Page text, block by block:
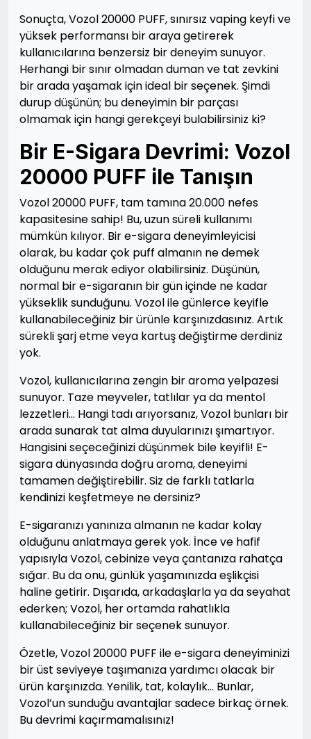
Sonuçta, Vozol 20000 PUFF, sınırsız vaping keyfi ve
yüksek performansı bir araya getirerek
kullanıcılarına benzersiz bir deneyim sunuyor.
Herhangi bir sınır olmadan duman ve tat zevkini
bir arada yaşamak için ideal bir seçenek. Şimdi
durup düşünün; bu deneyimin bir parçası
olmamak için hangi gerekçeyi bulabilirsiniz ki?
Bir E-Sigara Devrimi: Vozol
20000 PUFF ile Tanışın
Vozol 20000 PUFF, tam tamına 20.000 nefes
kapasitesine sahip! Bu, uzun süreli kullanımı
mümkün kılıyor. Bir e-sigara deneyimleyicisi
olarak, bu kadar çok puff almanın ne demek
olduğunu merak ediyor olabilirsiniz. Düşünün,
normal bir e-sigaranın bir gün içinde ne kadar
yükseklik sunduğunu. Vozol ile günlerce keyifle
kullanabileceğiniz bir ürünle karşınızdasınız. Artık
sürekli şarj etme veya kartuş değiştirme derdiniz
yok.
Vozol, kullanıcılarına zengin bir aroma yelpazesi
sunuyor. Taze meyveler, tatlılar ya da mentol
lezzetleri… Hangi tadı arıyorsanız, Vozol bunları bir
arada sunarak tat alma duyularınızı şımartıyor.
Hangisini seçeceğinizi düşünmek bile keyifli! E-
sigara dünyasında doğru aroma, deneyimi
tamamen değiştirebilir. Siz de farklı tatlarla
kendinizi keşfetmeye ne dersiniz?
E-sigaranızı yanınıza almanın ne kadar kolay
olduğunu anlatmaya gerek yok. İnce ve hafif
yapısıyla Vozol, cebinize veya çantanıza rahatça
sığar. Bu da onu, günlük yaşamınızda eşlikçisi
haline getirir. Dışarıda, arkadaşlarla ya da seyahat
ederken; Vozol, her ortamda rahatlıkla
kullanabileceğiniz bir seçenek sunuyor.
Özetle, Vozol 20000 PUFF ile e-sigara deneyiminizi
bir üst seviyeye taşımanıza yardımcı olacak bir
ürün karşınızda. Yenilik, tat, kolaylık… Bunlar,
Vozol’un sunduğu avantajlar sadece birkaç örnek.
Bu devrimi kaçırmamalısınız!